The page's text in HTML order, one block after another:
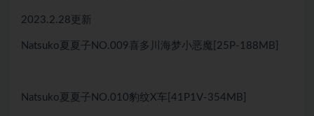
2023.2.28更新
Natsuko夏夏子NO.009喜多川海梦小恶魔[25P-188MB]
Natsuko夏夏子NO.010豹纹X车[41P1V-354MB]